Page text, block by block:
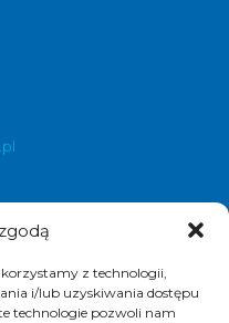
z technologii,
i/lub uzyskiwania dostępu
technologie pozwoli nam
posadzek i
,
,